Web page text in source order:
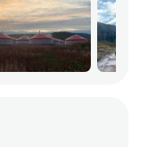
каким-то таким
очень
нету, к
целом остался